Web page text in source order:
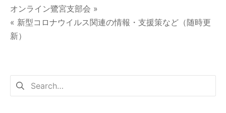
オンライン鷺宮支部会 »
« 新型コロナウイルス関連の情報・支援策など（随時更
新）